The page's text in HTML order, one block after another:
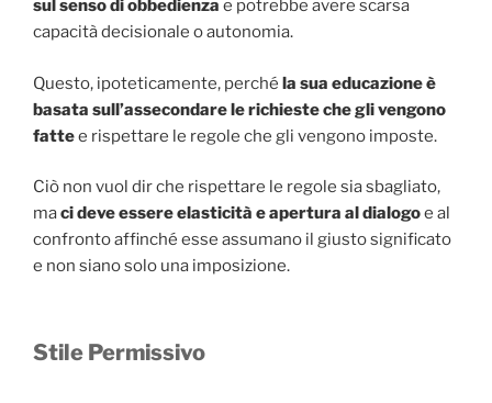
sul senso di obbedienza e potrebbe avere scarsa
capacità decisionale o autonomia.
Questo, ipoteticamente, perché la sua educazione è
basata sull’assecondare le richieste che gli vengono
fattee rispettare le regole che gli vengono imposte.
Ciò non vuol dir che rispettare le regole sia sbagliato,
maci deve essere elasticità e apertura al dialogoe al
confronto affinché esse assumano il giusto significato
e non siano solo una imposizione.
Stile Permissivo